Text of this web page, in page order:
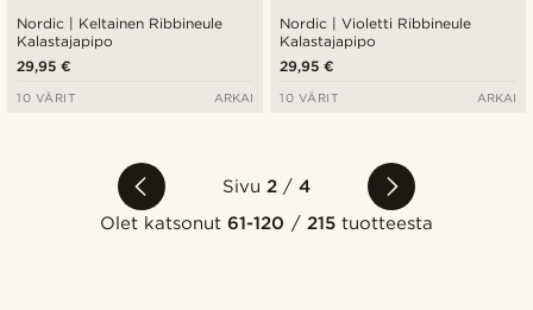
Nordic | Keltainen Ribbineule
Kalastajapipo
29,95 €
10 VÄRIT ARKAI
Nordic | Violetti Ribbineule
Kalastajapipo
29,95 €
10 VÄRIT ARKAI
Sivu 2/4
Olet katsonut61-120 / 215tuotteesta